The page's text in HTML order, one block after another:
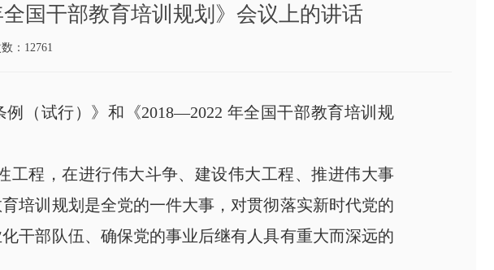
国干部教育培训规划》会议上的讲话
：12761
（试行）》和《2018—2022 年全国干部教育培训规
程，在进行伟大斗争、建设伟大工程、推进伟大事
培训规划是全党的一件大事，对贯彻落实新时代党的
干部队伍、确保党的事业后继有人具有重大而深远的